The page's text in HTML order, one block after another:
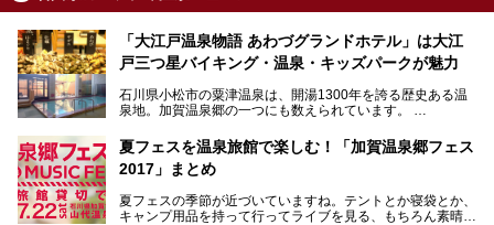
「大江戸温泉物語 あわづグランドホテル」は大江
戸三つ星バイキング・温泉・キッズパークが魅力
石川県小松市の粟津温泉は、開湯1300年を誇る歴史ある温
泉地。加賀温泉郷の一つにも数えられています。
その粟津温泉に建つ「大江戸温泉物語 あわづグランドホテ
ル」（以下、あわづグランドホテル）は客室数97室のホテ
ルで、昨年2024年12月に露天風呂を新設。充実したキッズ
2025年7月からは「大江戸三つ星バイキング」がスタート！
夏フェスを温泉旅館で楽しむ！「加賀温泉郷フェス
2017」まとめ
夏フェスの季節が近づいていますね。テントとか寝袋とか、
キャンプ用品を持って行ってライブを見る、もちろん素晴ら